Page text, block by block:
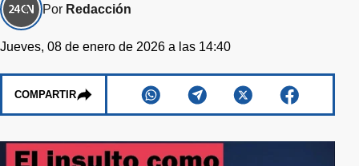
Por Redacción
Jueves, 08 de enero de 2026 a las 14:40
COMPARTIR